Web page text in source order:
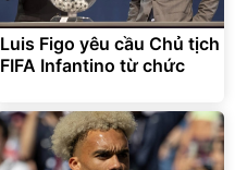
Luis Figo yêu cầu Chủ tịch
FIFA Infantino từ chức